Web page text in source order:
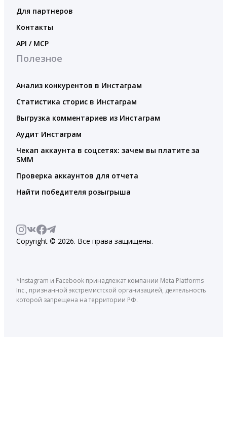
Для партнеров
Контакты
API / MCP
Полезное
Анализ конкурентов в Инстаграм
Статистика сторис в Инстаграм
Выгрузка комментариев из Инстаграм
Аудит Инстаграм
Чекап аккаунта в соцсетях: зачем вы платите за
SMM
Проверка аккаунтов для отчета
Найти победителя розыгрыша
Copyright © 2026. Все права защищены.
*Instagram и Facebook принадлежат компании Meta Platforms
Inc., признанной экстремистской организацией, деятельность
которой запрещена на территории РФ.